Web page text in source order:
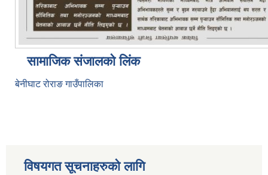
सामाजिक संजालको लिंक
बेनीघाट रोराङ गाउँपालिका
विषयगत सूचनाहरुको लागि